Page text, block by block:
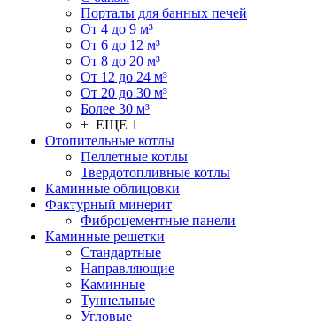
Порталы для банных печей
От 4 до 9 м³
От 6 до 12 м³
От 8 до 20 м³
От 12 до 24 м³
От 20 до 30 м³
Более 30 м³
+ ЕЩЕ 1
Отопительные котлы
Пеллетные котлы
Твердотопливные котлы
Каминные облицовки
Фактурный минерит
Фиброцементные панели
Каминные решетки
Стандартные
Направляющие
Каминные
Туннельные
Угловые